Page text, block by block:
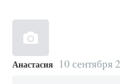
Анастасия 10 сентября